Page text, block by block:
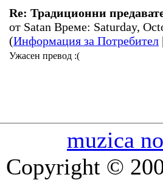
Re: Традиционни
от Satan Време: Saturday,
(Информация за Потребител
Ужасен превод :(
muzica
Copyright ©